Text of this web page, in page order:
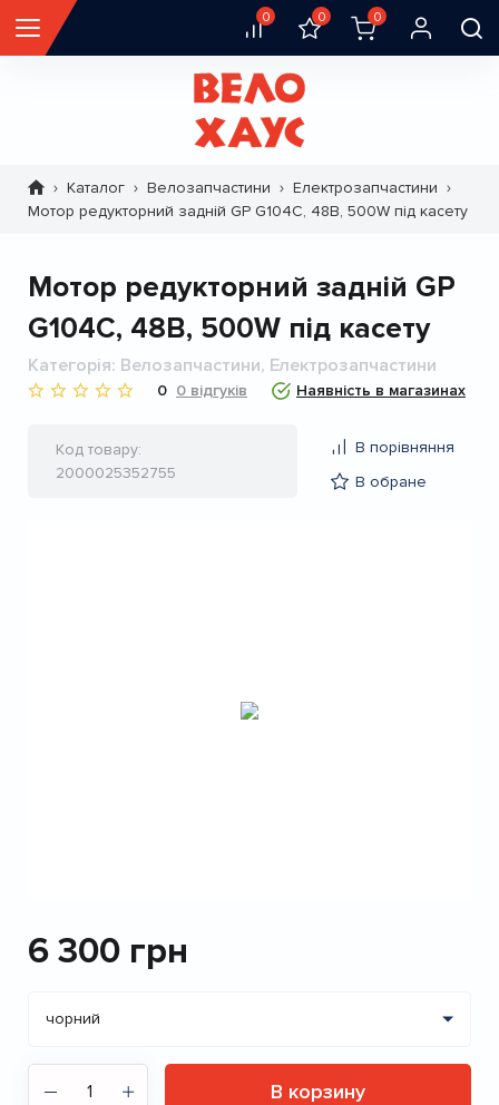
0 0 0
Рядок
навіґації
Каталог Велозапчастини
Електрозапчастини
Мотор редукторний задній GP G104C, 48В, 500W під касету
Мотор редукторний задній GP
G104C, 48В, 500W під касету
Категорія Велозапчастини, Електрозапчастини
0 0 відгуків Наявність в магазинах
Код товару
2000025352755
В порівняння
В обране
6 300 грн
В корзину